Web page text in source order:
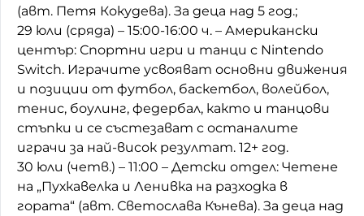
(авт. Петя Кокудева). За деца над 5 год.;
29 юли (сряда) – 15:00-16:00 ч. – Американски
център: Спортни игри и танци с Nintendo
Switch. Играчите усвояват основни движения
и позиции от футбол, баскетбол, волейбол,
тенис, боулинг, федербал, както и танцови
стъпки и се състезават с останалите
играчи за най-висок резултат. 12+ год.
30 юли (четв.) – 11:00 – Детски отдел: Четене
на „Пухкавелка и Ленивка на разходка в
гората“ (авт. Светослава Кънева). За деца над